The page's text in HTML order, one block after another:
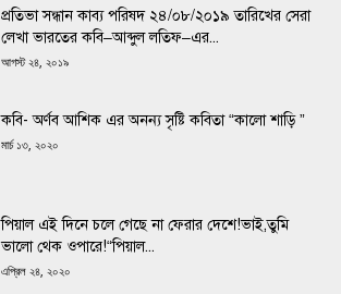
প্রতিভা সন্ধান কাব্য পরিষদ ২৪/০৮/২০১৯ তারিখের সেরা
লেখা ভারতের কবি–আব্দুল লতিফ–এর...
আগস্ট ২৪, ২০১৯
কবি- অর্ণব আশিক এর অনন্য সৃষ্টি কবিতা “কালো শাড়ি ”
মার্চ ১৩, ২০২০
পিয়াল এই দিনে চলে গেছে না ফেরার দেশে!ভাই,তুমি
ভালো থেক ওপারে!“পিয়াল...
এপ্রিল ২৪, ২০২০